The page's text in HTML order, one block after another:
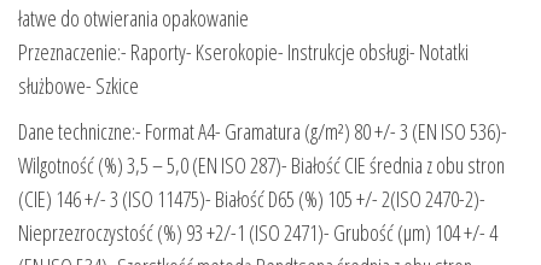
łatwe do otwierania opakowanie
Przeznaczenie:- Raporty- Kserokopie- Instrukcje obsługi- Notatki
służbowe- Szkice
Dane techniczne:- Format A4- Gramatura (g/m²) 80 +/- 3 (EN ISO 536)-
Wilgotność (%) 3,5 – 5,0 (EN ISO 287)- Białość CIE średnia z obu stron
(CIE) 146 +/- 3 (ISO 11475)- Białość D65 (%) 105 +/- 2(ISO 2470-2)-
Nieprzezroczystość (%) 93 +2/-1 (ISO 2471)- Grubość (µm) 104 +/- 4